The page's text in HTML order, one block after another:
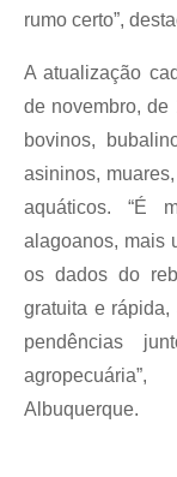
rumo certo”,
A atualização
de novembro, de
bovinos,
asininos,
aquáticos. “É
alagoanos, mais
os dados do
gratuita e
pendências
Albuquerque.